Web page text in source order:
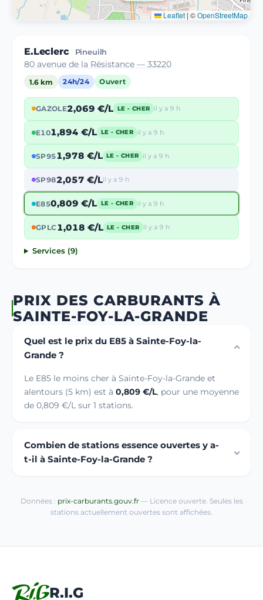
Leaflet | ©OpenStreetMap
E.Leclerc Pineuilh
80 avenue de la Résistance — 33220
1.6 km 24h/24 Ouvert
GAZOLE2,069 €/L LE - CHER il y a 9 h
E101,894 €/L LE - CHER il y a 9 h
SP951,978 €/L LE - CHER il y a 9 h
SP982,057 €/Lil y a 9 h
E850,809 €/L LE - CHER il y a 9 h
GPLC1,018 €/L LE - CHER il y a 9 h
Services (9)
PRIX DES CARBURANTS À
SAINTE-FOY-LA-GRANDE
Quel est le prix du E85 à Sainte-Foy-la-
Grande ?
Le E85 le moins cher à Sainte-Foy-la-Grande et
alentours (5 km) est à 0,809 €/L, pour une moyenne
de 0,809 €/L sur 1 stations.
Combien de stations essence ouvertes y a-
t-il à Sainte-Foy-la-Grande ?
Données : prix-carburants.gouv.fr— Licence ouverte. Seules les
stations actuellement ouvertes sont affichées.
R.I.G